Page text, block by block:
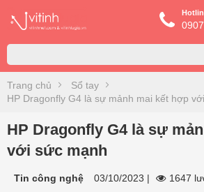
Trang chủ
Sổ tay
HP Dragonfly G4 là sự mảnh mai kết hợp
HP Dragonfly G4 là sự
với sức mạnh
Tin công nghệ 03/10/2023 | 1647